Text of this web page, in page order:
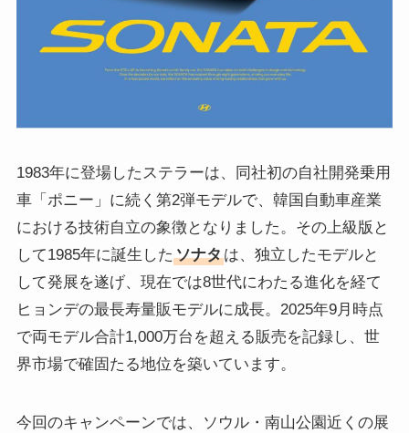
1983年に登場したステラーは、同社初の自社開発乗用
車「ポニー」に続く第2弾モデルで、韓国自動車産業
における技術自立の象徴となりました。その上級版と
して1985年に誕生した ソナタは、独立したモデルと
して発展を遂げ、現在では8世代にわたる進化を経て
ヒョンデの最長寿量販モデルに成長。2025年9月時点
で両モデル合計1,000万台を超える販売を記録し、世
界市場で確固たる地位を築いています。
今回のキャンペーンでは、ソウル・南山公園近くの展